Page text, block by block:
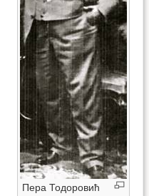
Пера Тодоровић